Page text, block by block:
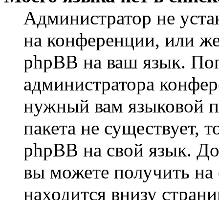
Администратор не
на конференции, или
phpBB на ваш язык.
администратора
нужный вам языковой
пакета не существует,
phpBB на свой язык.
вы можете получить на
находится внизу